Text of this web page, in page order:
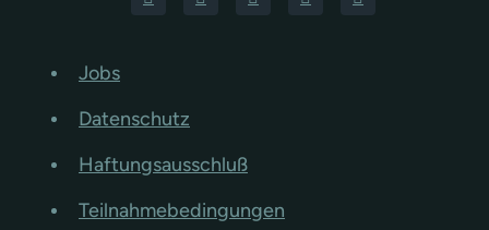
Jobs
Datenschutz
Haftungsausschluß
Teilnahmebedingungen